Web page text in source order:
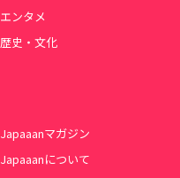
エンタメ
歴史・文化
Japaaanマガジン
Japaaanについて